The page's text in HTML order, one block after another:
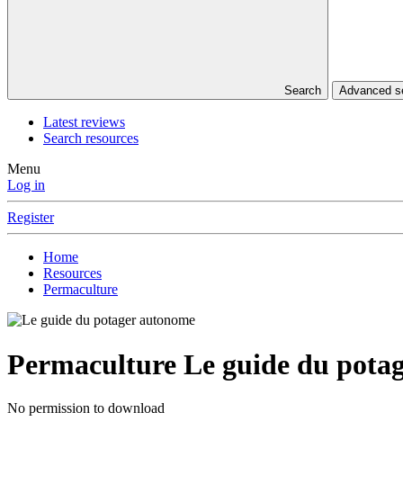
Search Advanced
Latest reviews
Search resources
Menu
Log in
Register
Home
Resources
Permaculture
Permaculture Le guide du
No permission to download